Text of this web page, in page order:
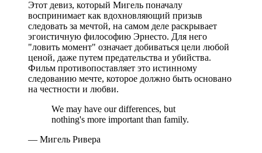
Этот девиз, который Мигель поначалу
воспринимает как вдохновляющий призыв
следовать за мечтой, на самом деле раскрывает
эгоистичную философию Эрнесто. Для него
"ловить момент" означает добиваться цели любой
ценой, даже путем предательства и убийства.
Фильм противопоставляет это истинному
следованию мечте, которое должно быть основано
на честности и любви.
We may have our differences, but
nothing's more important than family.
— Мигель Ривера